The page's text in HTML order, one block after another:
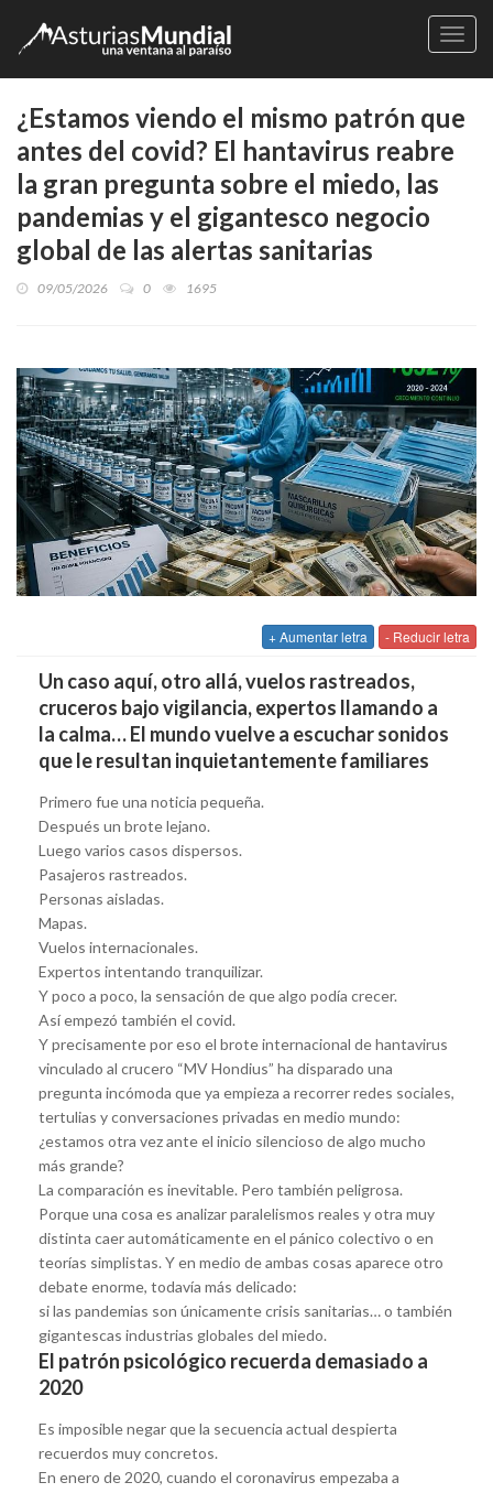
¿Estamos viendo el mismo patrón que
antes del covid? El hantavirus reabre
la gran pregunta sobre el miedo, las
pandemias y el gigantesco negocio
global de las alertas sanitarias
09/05/2026 0 1695
+ Aumentar letra - Reducir letra
Un caso aquí, otro allá, vuelos rastreados,
cruceros bajo vigilancia, expertos llamando a
la calma… El mundo vuelve a escuchar sonidos
que le resultan inquietantemente familiares
Primero fue una noticia pequeña.
Después un brote lejano.
Luego varios casos dispersos.
Pasajeros rastreados.
Personas aisladas.
Mapas.
Vuelos internacionales.
Expertos intentando tranquilizar.
Y poco a poco, la sensación de que algo podía crecer.
Así empezó también el covid.
Y precisamente por eso el brote internacional de hantavirus
vinculado al crucero “MV Hondius” ha disparado una
pregunta incómoda que ya empieza a recorrer redes sociales,
tertulias y conversaciones privadas en medio mundo:
¿estamos otra vez ante el inicio silencioso de algo mucho
más grande?
La comparación es inevitable. Pero también peligrosa.
Porque una cosa es analizar paralelismos reales y otra muy
distinta caer automáticamente en el pánico colectivo o en
teorías simplistas. Y en medio de ambas cosas aparece otro
debate enorme, todavía más delicado:
si las pandemias son únicamente crisis sanitarias… o también
gigantescas industrias globales del miedo.
El patrón psicológico recuerda demasiado a
2020
Es imposible negar que la secuencia actual despierta
recuerdos muy concretos.
En enero de 2020, cuando el coronavirus empezaba a